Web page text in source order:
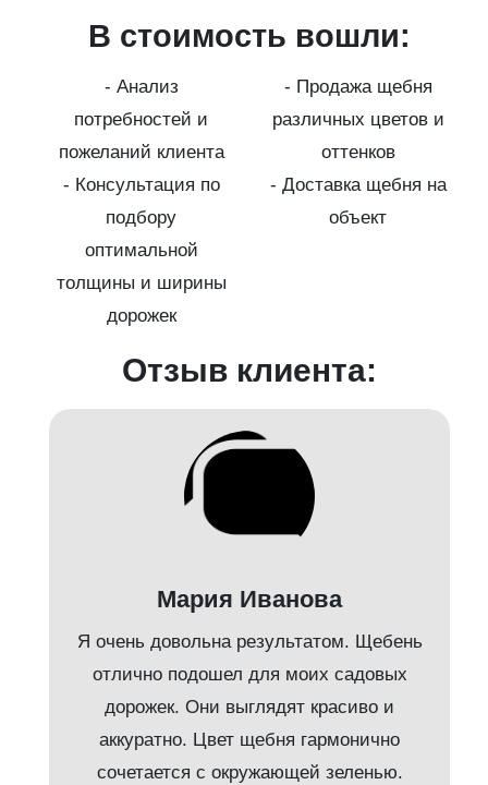
В стоимость вошли:
- Анализ
потребностей и
пожеланий клиента
- Продажа щебня
различных цветов и
оттенков
- Консультация по
подбору
оптимальной
толщины и ширины
дорожек
- Доставка щебня на
объект
Отзыв клиента:
Мария Иванова
Я очень довольна результатом. Щебень
отлично подошел для моих садовых
дорожек. Они выглядят красиво и
аккуратно. Цвет щебня гармонично
сочетается с окружающей зеленью.